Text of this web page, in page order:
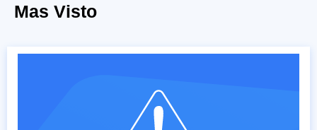
Mas Visto